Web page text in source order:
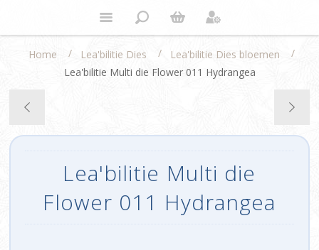
Home / Lea'bilitie Dies / Lea'bilitie Dies bloemen
/
Lea'bilitie Multi die Flower 011 Hydrangea
Lea'bilitie Multi die
Flower 011 Hydrangea